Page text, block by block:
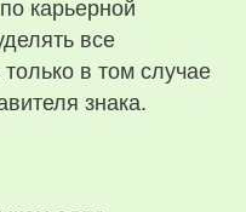
карьерной
все
в том случае
знака.